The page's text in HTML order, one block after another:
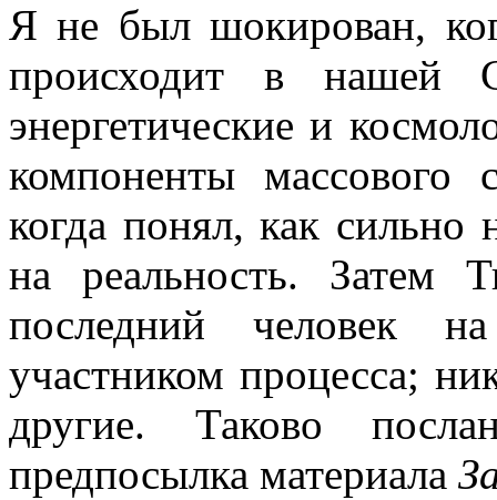
Я не был шокирован,
происходит в нашей
энергетические и
компоненты массового
когда понял, как сильно
на реальность. Затем
последний человек
участником процесса;
другие. Таково
предпосылка материала